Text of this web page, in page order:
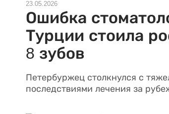
23.05.2026
Ошибка
Турции стоила
8 зубов
Петербуржец столкнулся с
последствиями лечения за